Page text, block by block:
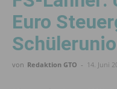
Euro
von Redaktion GTO - 14. Juni